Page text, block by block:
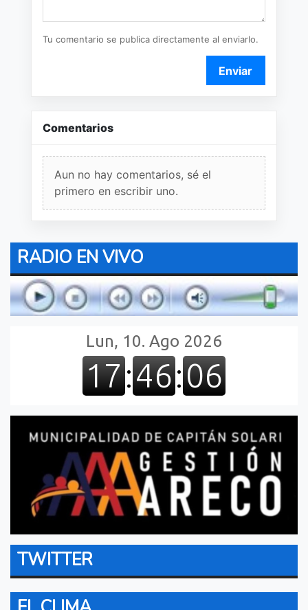
Tu comentario se publica directamente al enviarlo.
Enviar
Comentarios
Aun no hay comentarios, sé el
primero en escribir uno.
RADIO EN VIVO
TWITTER